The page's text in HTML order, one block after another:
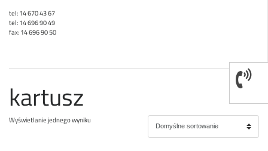
tel: 14 670 43 67
tel: 14 696 90 49
fax: 14 696 90 50
kartusz
Wyświetlanie jednego wyniku